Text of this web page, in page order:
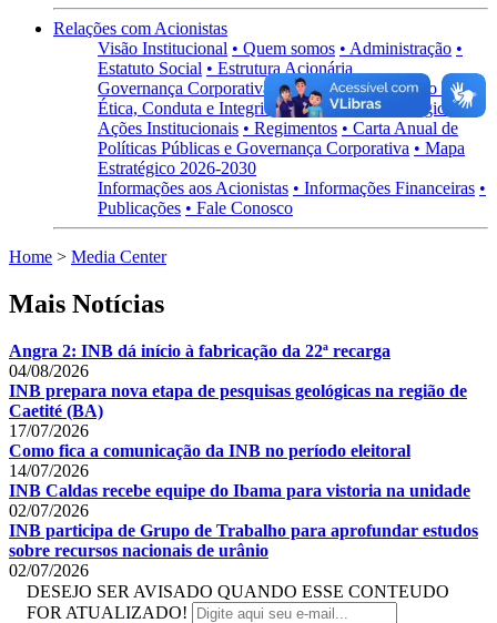
Relações com Acionistas
Visão Institucional • Quem somos • Administração •
Estatuto Social • Estrutura Acionária
Governança Corporativa
• Visão Geral • Código de
Ética, Conduta e Integridade • Políticas Estratégicas •
Ações Institucionais • Regimentos • Carta Anual de
Políticas Públicas e Governança Corporativa • Mapa
Estratégico 2026-2030
Informações aos Acionistas • Informações Financeiras •
Publicações • Fale Conosco
Home > Media Center
Mais Notícias
Angra 2: INB dá início à fabricação da 22ª recarga
04/08/2026
INB prepara nova etapa de pesquisas geológicas na região de
Caetité (BA)
17/07/2026
Como fica a comunicação da INB no período eleitoral
14/07/2026
INB Caldas recebe equipe do Ibama para vistoria na unidade
02/07/2026
INB participa de Grupo de Trabalho para aprofundar estudos
sobre recursos nacionais de urânio
02/07/2026
DESEJO SER AVISADO QUANDO ESSE CONTEUDO
FOR ATUALIZADO!